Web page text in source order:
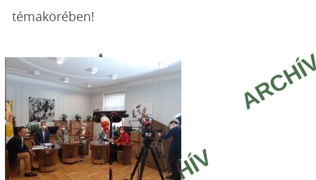
témakörében!